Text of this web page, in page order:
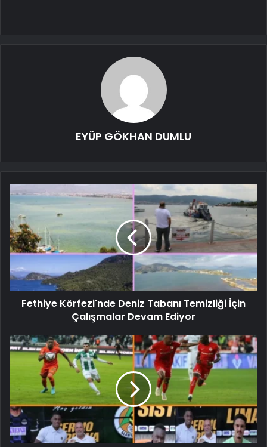
EYÜP GÖKHAN DUMLU
Fethiye Körfezi'nde Deniz Tabanı Temizliği İçin
Çalışmalar Devam Ediyor